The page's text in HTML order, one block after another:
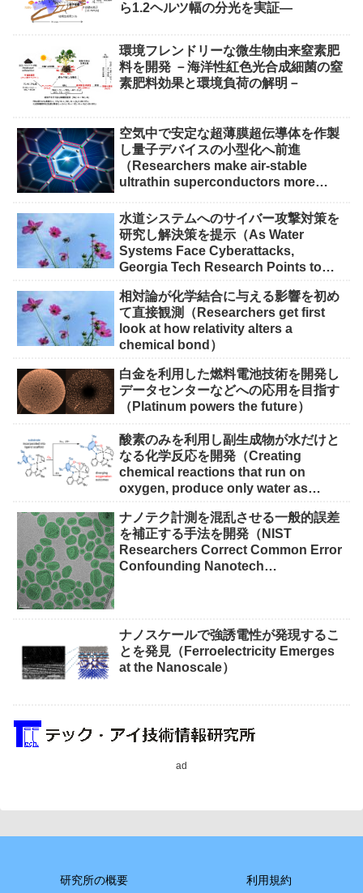
ら1.2ヘルツ幅の分光を実証―
環境フレンドリーな微生物由来窒素肥
料を開発 －海洋性紅色光合成細菌の窒
素肥料効果と環境負荷の解明－
空気中で安定な超薄膜超伝導体を作製
し量子デバイスの小型化へ前進
（Researchers make air-stable
ultrathin superconductors more
水道システムへのサイバー攻撃対策を
研究し解決策を提示（As Water
Systems Face Cyberattacks,
Georgia Tech Research Points to
相対論が化学結合に与える影響を初め
て直接観測（Researchers get first
look at how relativity alters a
chemical bond）
白金を利用した燃料電池技術を開発し
データセンターなどへの応用を目指す
（Platinum powers the future）
酸素のみを利用し副生成物が水だけと
なる化学反応を開発（Creating
chemical reactions that run on
oxygen, produce only water as
ナノテク計測を混乱させる一般的誤差
を補正する手法を開発（NIST
Researchers Correct Common Error
Confounding Nanotech
ナノスケールで強誘電性が発現するこ
とを発見（Ferroelectricity Emerges
at the Nanoscale）
ad
研究所の概要 利用規約